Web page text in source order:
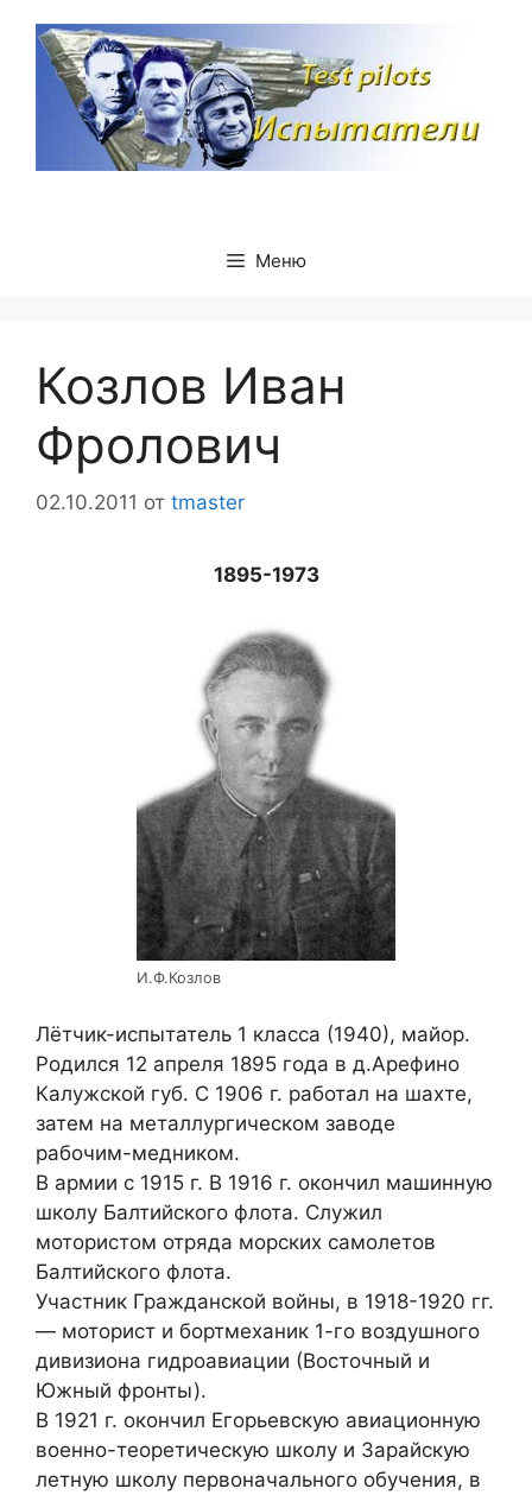
содержимому
Меню
Козлов Иван
Фролович
02.10.2011 от tmaster
1895-1973
И.Ф.Козлов
Лётчик-испытатель 1 класса (1940), майор.
Родился 12 апреля 1895 года в д.Арефино
Калужской губ. С 1906 г. работал на шахте,
затем на металлургическом заводе
рабочим-медником.
В армии с 1915 г. В 1916 г. окончил машинную
школу Балтийского флота. Служил
мотористом отряда морских самолетов
Балтийского флота.
Участник Гражданской войны, в 1918-1920 гг.
— моторист и бортмеханик 1-го воздушного
дивизиона гидроавиации (Восточный и
Южный фронты).
В 1921 г. окончил Егорьевскую авиационную
военно-теоретическую школу и Зарайскую
летную школу первоначального обучения, в